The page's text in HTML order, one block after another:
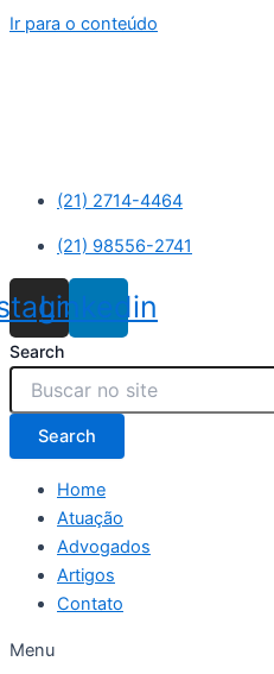
Ir para o conteúdo
(21) 2714-4464
(21) 98556-2741
Linkedin
Search
Search
Home
Atuação
Advogados
Artigos
Contato
Menu